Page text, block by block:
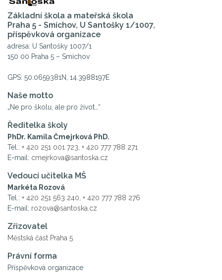
Základní škola a mateřská škola
Praha 5 - Smíchov, U Santošky 1/1007,
příspěvková organizace
adresa: U Santošky 1007/1
150 00 Praha 5 – Smíchov
GPS: 50.0659381N, 14.3988197E
Naše motto
„Ne pro školu, ale pro život…“
Ředitelka školy
PhDr. Kamila Čmejrková PhD.
Tel.: + 420 251 001 723 + 420 777 788 271
E-mail: cmejrkova@santoska.cz
Vedoucí učitelka MŠ
Markéta Rozová
Tel.: + 420 251 563 240 + 420 777 788 276
E-mail: rozova@santoska.cz
Zřizovatel
Městská část Praha 5
Právní forma
Příspěvková organizace